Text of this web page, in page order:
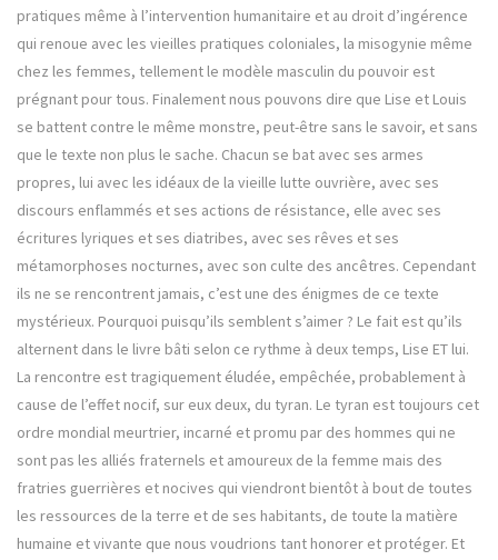
pratiques même à l’intervention humanitaire et au droit d’ingérence
qui renoue avec les vieilles pratiques coloniales, la misogynie même
chez les femmes, tellement le modèle masculin du pouvoir est
prégnant pour tous. Finalement nous pouvons dire que Lise et Louis
se battent contre le même monstre, peut-être sans le savoir, et sans
que le texte non plus le sache. Chacun se bat avec ses armes
propres, lui avec les idéaux de la vieille lutte ouvrière, avec ses
discours enflammés et ses actions de résistance, elle avec ses
écritures lyriques et ses diatribes, avec ses rêves et ses
métamorphoses nocturnes, avec son culte des ancêtres. Cependant
ils ne se rencontrent jamais, c’est une des énigmes de ce texte
mystérieux. Pourquoi puisqu’ils semblent s’aimer ? Le fait est qu’ils
alternent dans le livre bâti selon ce rythme à deux temps, Lise ET lui.
La rencontre est tragiquement éludée, empêchée, probablement à
cause de l’effet nocif, sur eux deux, du tyran. Le tyran est toujours cet
ordre mondial meurtrier, incarné et promu par des hommes qui ne
sont pas les alliés fraternels et amoureux de la femme mais des
fratries guerrières et nocives qui viendront bientôt à bout de toutes
les ressources de la terre et de ses habitants, de toute la matière
humaine et vivante que nous voudrions tant honorer et protéger. Et